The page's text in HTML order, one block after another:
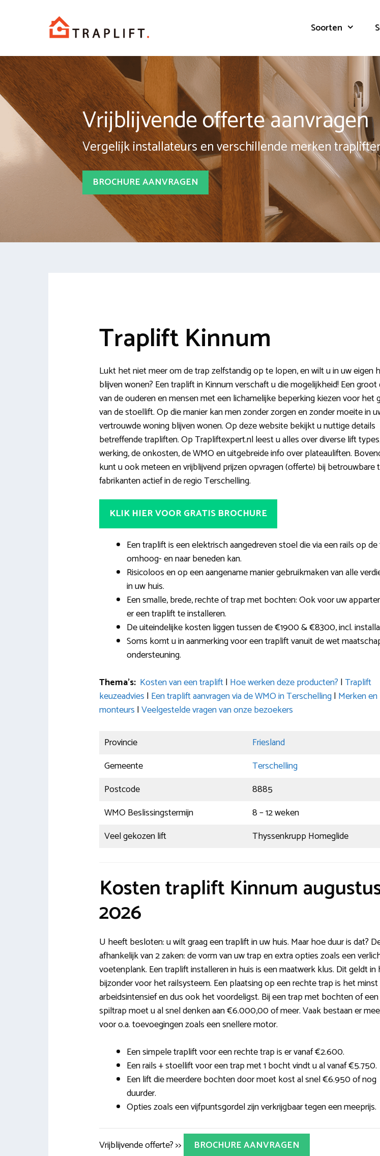
Soorten
Vrijblijvende offerte aanvragen
Vergelijk installateurs en verschillende merken
BROCHURE AANVRAGEN
Traplift Kinnum
Lukt het niet meer om de trap zelfstandig op te lopen, en wilt u in uw eigen
blijven wonen? Een traplift in Kinnum verschaft u die mogelijkheid! Een groot
van de ouderen en mensen met een lichamelijke beperking kiezen voor het
van de stoellift. Op die manier kan men zonder zorgen en zonder moeite in
vertrouwde woning blijven wonen. Op deze website bekijkt u nuttige details
betreffende trapliften. Op Trapliftexpert.nl leest u alles over diverse lift
werking, de onkosten, de WMO en uitgebreide info over plateauliften.
kunt u ook meteen en vrijblijvend prijzen opvragen (offerte) bij betrouwbare
fabrikanten actief in de regio Terschelling.
KLIK HIER VOOR GRATIS BROCHURE
Een traplift is een elektrisch aangedreven stoel die via een rails op
omhoog- en naar beneden kan.
Risicoloos en op een aangename manier gebruikmaken van alle
in uw huis.
Een smalle, brede, rechte of trap met bochten: Ook voor uw
er een traplift te installeren.
De uiteindelijke kosten liggen tussen de €1900 & €8300, incl.
Soms komt u in aanmerking voor een traplift vanuit de wet
ondersteuning.
Thema’s: Kosten van een traplift| Hoe werken deze producten? |Traplift
keuzeadvies | Een traplift aanvragen via de WMO in Terschelling| Merken en
monteurs |Veelgestelde vragen van onze bezoekers
Provincie
Friesland
Gemeente
Terschelling
Postcode
8885
WMO Beslissingstermijn
8 – 12 weken
Veel gekozen lift
Thyssenkrupp Homeglide
Kosten traplift Kinnum
2026
U heeft besloten: u wilt graag een traplift in uw huis. Maar hoe duur is dat?
afhankelijk van 2 zaken: de vorm van uw trap en extra opties zoals een
voetenplank. Een traplift installeren in huis is een maatwerk klus. Dit geldt in
bijzonder voor het railsysteem. Een plaatsing op een rechte trap is het minst
arbeidsintensief en dus ook het voordeligst. Bij een trap met bochten of een
spiltrap moet u al snel denken aan €6.000,00 of meer. Vaak bestaan er
voor o.a. toevoegingen zoals een snellere motor.
Een simpele traplift voor een rechte trap is er vanaf €2.600.
Een rails + stoellift voor een trap met 1 bocht vindt u al vanaf €5.750.
Een lift die meerdere bochten door moet kost al snel €6.950 of nog
duurder.
Opties zoals een vijfpuntsgordel zijn verkrijgbaar tegen een meeprijs.
Vrijblijvende offerte? >>
BROCHURE AANVRAGEN